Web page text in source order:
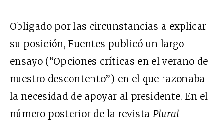
Obligado por las circunstancias a explicar
su posición, Fuentes publicó un largo
ensayo (“Opciones críticas en el verano de
nuestro descontento”) en el que razonaba
la necesidad de apoyar al presidente. En el
número posterior de la revista Plural